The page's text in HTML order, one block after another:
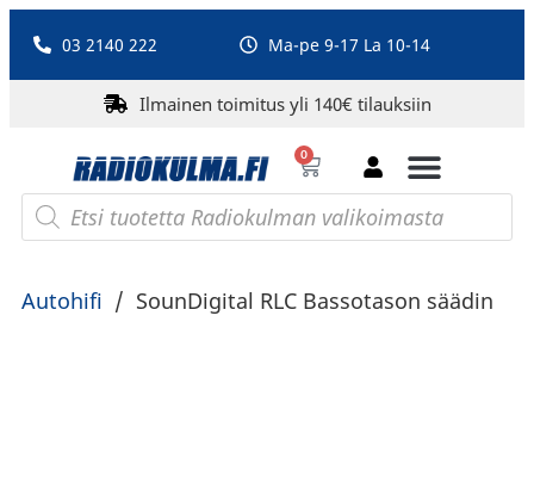
03 2140 222 Ma-pe 9-17 La 10-14
Ilmainen toimitus yli 140€ tilauksiin
0
Autohifi / SounDigital RLC Bassotason säädin